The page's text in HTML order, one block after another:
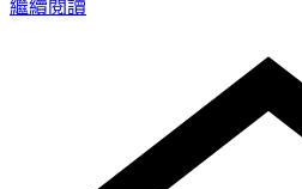
繼續閱讀